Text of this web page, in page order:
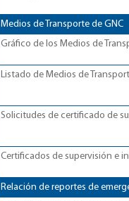
​Medios de Transporte de GNC
Gráfico de los Medios de
Listado de Medios de
​Solicitudes de certificado de
Certificados de supervisión e
​​​Relación de reportes de